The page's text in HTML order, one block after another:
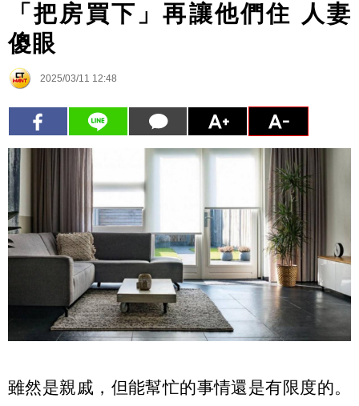
「把房買下」再讓他們住 人妻
傻眼
2025/03/11 12:48
雖然是親戚，但能幫忙的事情還是有限度的。